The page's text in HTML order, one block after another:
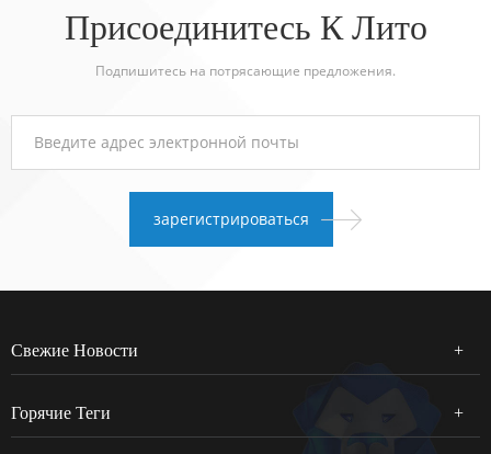
Присоединитесь К Лито
Подпишитесь на потрясающие предложения.
Свежие Новости
Горячие Теги